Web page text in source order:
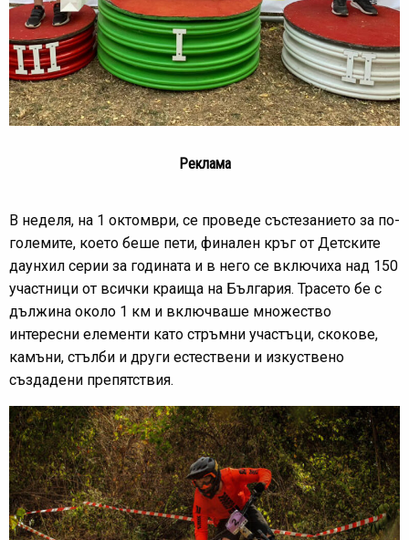
Реклама
В неделя, на 1 октомври, се проведе състезанието за по-
големите, което беше пети, финален кръг от Детските
даунхил серии за годината и в него се включиха над 150
участници от всички краища на България. Трасето бе с
дължина около 1 км и включваше множество
интересни елементи като стръмни участъци, скокове,
камъни, стълби и други естествени и изкуствено
създадени препятствия.